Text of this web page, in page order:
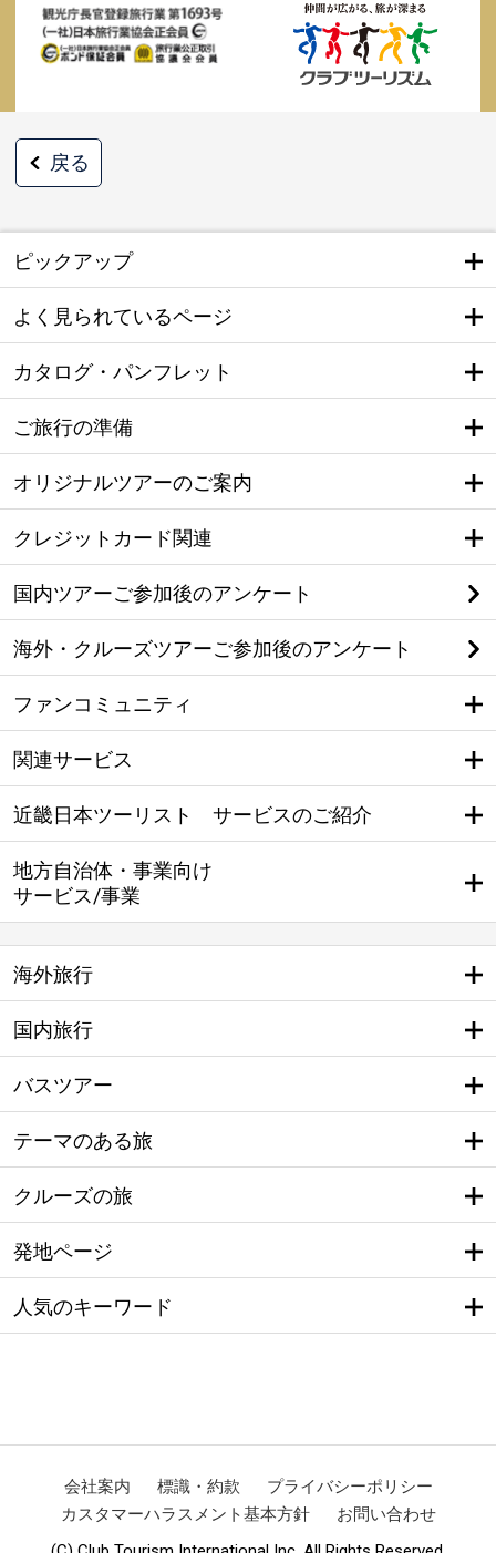
戻る
ピックアップ
よく見られているページ
カタログ・パンフレット
ご旅行の準備
オリジナルツアーのご案内
クレジットカード関連
国内ツアーご参加後のアンケート
海外・クルーズツアーご参加後のアンケート
ファンコミュニティ
関連サービス
近畿日本ツーリスト サービスのご紹介
地方自治体・事業向け
サービス/事業
海外旅行
国内旅行
バスツアー
テーマのある旅
クルーズの旅
発地ページ
人気のキーワード
会社案内 標識・約款
プライバシーポリシー
カスタマーハラスメント基本方針
お問い合わせ